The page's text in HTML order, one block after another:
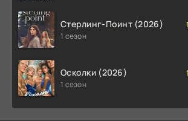
Стерлинг-Поинт (2026)
1 сезон
Осколки (2026)
1 сезон